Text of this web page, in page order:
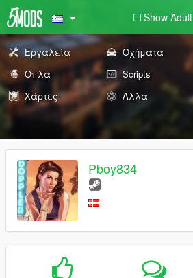
Show Adult
Εργαλεία Οχήματα
Όπλα
Scripts
Χάρτες
Άλλα
Pboy834